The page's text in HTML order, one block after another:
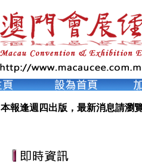
本報逢週四出版，最新消息請瀏